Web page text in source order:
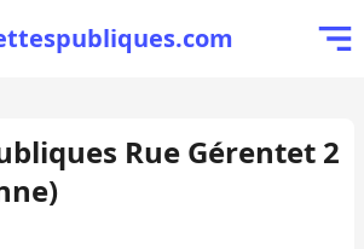
Rue Gérentet 2